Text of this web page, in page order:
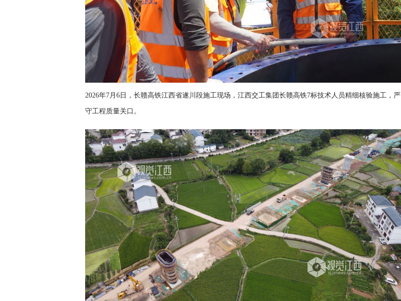
2026年7月6日，长赣高铁江西省遂川段施工现场，江西交工集团长赣高铁7标技术人员精细核验施工，严
守工程质量关口。